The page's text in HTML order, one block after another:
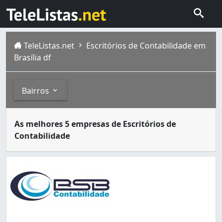
TeleListas.net
Escritórios de Contabilidade em
Brasília df
Bairros
Areal (Águas Claras) (20)
Asa Sul (579)
Bonsucesso (São Sebastião) (1)
Brazlândia (6)
As melhores 5 empresas de Escritórios de
Contabilidade
Brasília é formada por gente de todos os lugares,
Samambaiaé uma região administrativa Samambaia,